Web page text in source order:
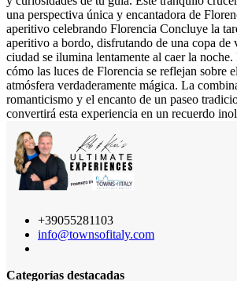
una perspectiva única y encantadora de
aperitivo celebrando Florencia Concluye la
aperitivo a bordo, disfrutando de una copa de
ciudad se ilumina lentamente al caer la
cómo las luces de Florencia se reflejan sobre
atmósfera verdaderamente mágica. La
romanticismo y el encanto de un paseo
convertirá esta experiencia en un recuerdo
+39055281103
info@townsofitaly.com
Categorías destacadas